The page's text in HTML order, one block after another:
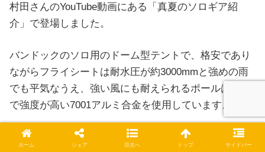
村田さんのYouTube動画にある「真夏のソロギア紹
介」で登場しました。
バンドックのソロ用のドーム型テントで、格安であり
ながらフライシートは耐水圧が約3000mmと強めの雨
でも平気なうえ、強い風にも耐えられるポールは柔軟
で強度が高い7001アルミ合金を使用しています。
村田さんはバイクのキャンプでは、軽くてコンパクト
ホーム シェア 目次へ トップ サイドバー